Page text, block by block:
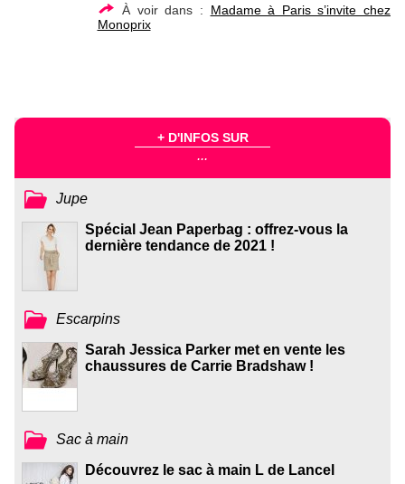
À voir dans : Madame à Paris s’invite chez
Monoprix
+ D'INFOS SUR
...
Jupe
Spécial Jean Paperbag : offrez-vous la
dernière tendance de 2021 !
Escarpins
Sarah Jessica Parker met en vente les
chaussures de Carrie Bradshaw !
Sac à main
Découvrez le sac à main L de Lancel